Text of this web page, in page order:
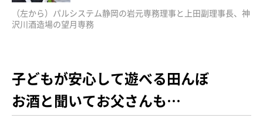
（左から）パルシステム静岡の岩元専務理事と上田副理事長、神
沢川酒造場の望月専務
子どもが安心して遊べる田んぼ
お酒と聞いてお父さんも…